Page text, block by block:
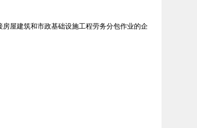
屋建筑和市政基础设施工程劳务分包作业的企